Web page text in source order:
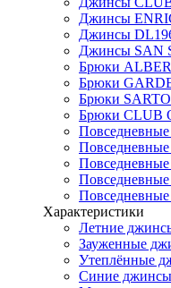
Джинсы
Джинсы
Джинсы SAN
Брюки
Брюки
Брюки
Брюки CLUB
Характеристики
Летние
Зауженные
Утеплённые
Синие джинсы